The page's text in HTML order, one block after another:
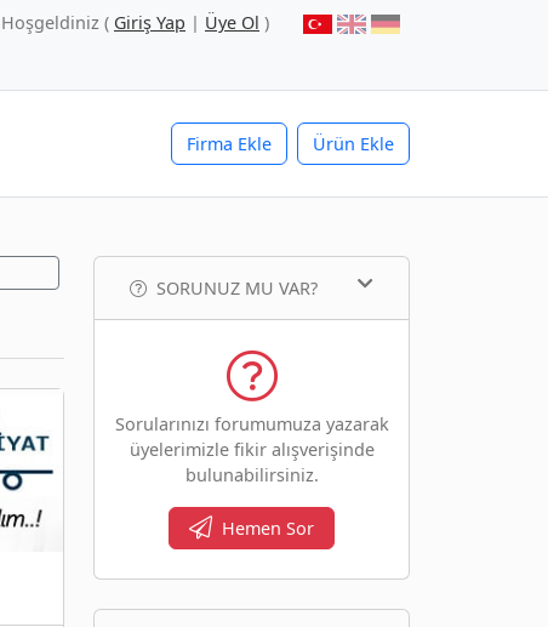
Hoşgeldiniz ( Giriş Yap | Üye Ol )
Firma Ekle Ürün Ekle
SORUNUZ MU VAR?
Sorularınızı forumumuza yazarak
üyelerimizle fikir alışverişinde
bulunabilirsiniz.
Hemen Sor